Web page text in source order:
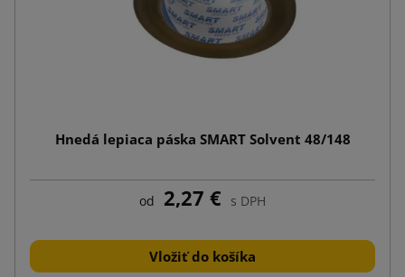
Hnedá lepiaca páska SMART Solvent 48/148
od 2,27 € s DPH
Vložiť do košíka